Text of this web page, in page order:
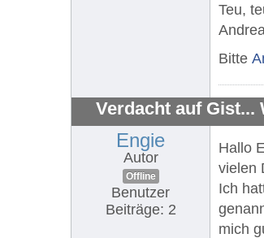
Teu,
Bitte
Verdacht auf Gist...
Engie
Autor
Offline
Benutzer
Beiträge: 2
Hallo
vielen
Ich
mich